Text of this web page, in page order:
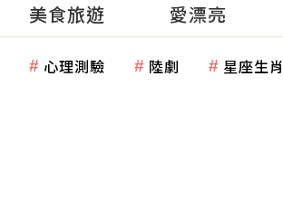
美食旅遊 愛漂亮
心理測驗 陸劇 星座生肖